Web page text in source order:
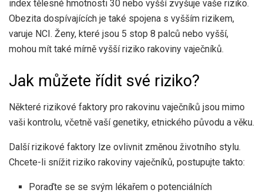
index tělesné hmotnosti 30 nebo vyšší zvyšuje vaše riziko.
Obezita dospívajících je také spojena s vyšším rizikem,
varuje NCI . Ženy, které jsou 5 stop 8 palců nebo vyšší,
mohou mít také mírně vyšší riziko rakoviny vaječníků.
Jak můžete řídit své riziko?
Některé rizikové faktory pro rakovinu vaječníků jsou mimo
vaši kontrolu, včetně vaší genetiky, etnického původu a věku.
Další rizikové faktory lze ovlivnit změnou životního stylu.
Chcete-li snížit riziko rakoviny vaječníků, postupujte takto:
Poraďte se se svým lékařem o potenciálních